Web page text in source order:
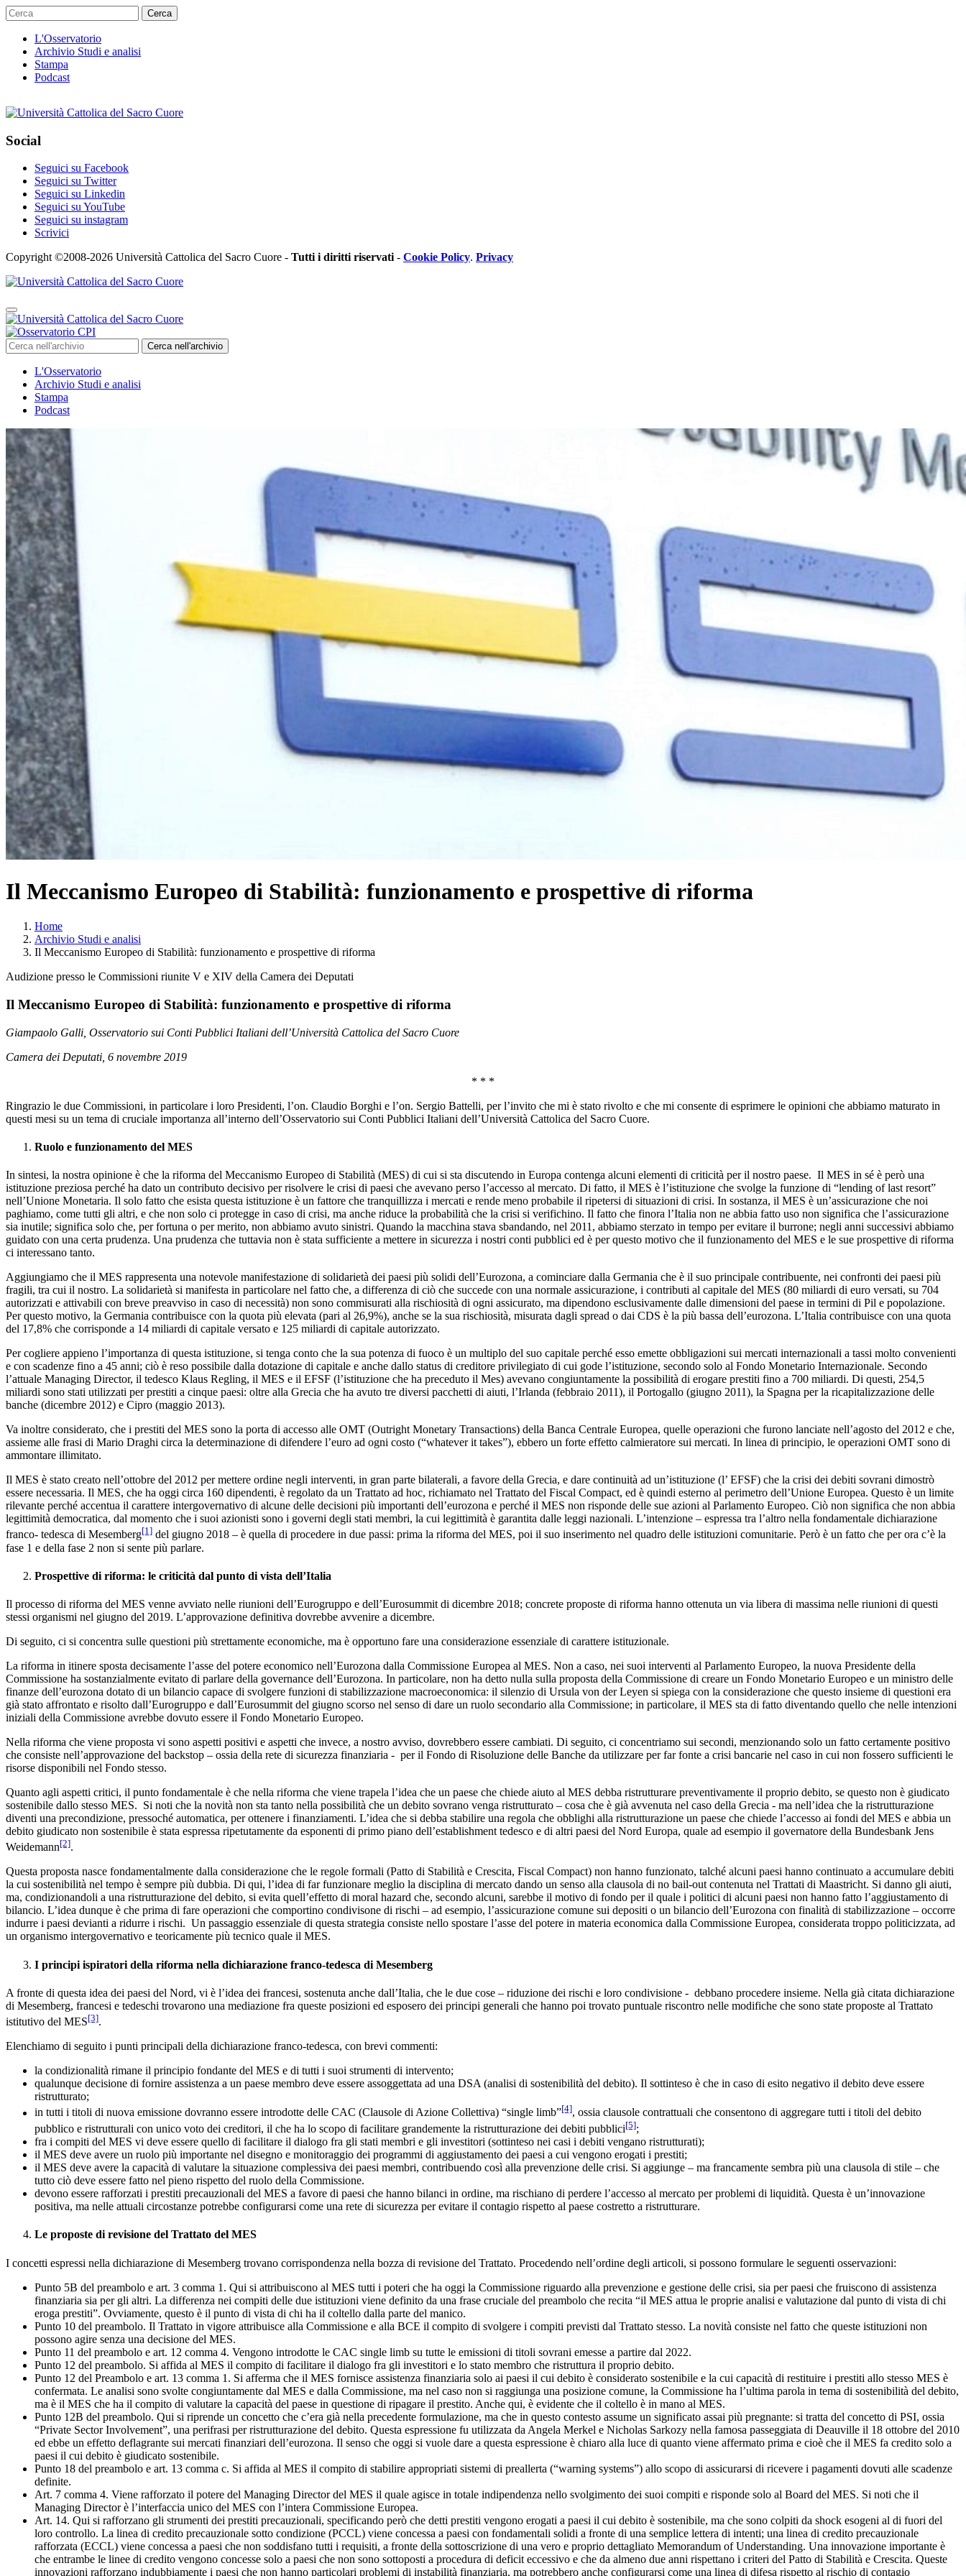
Cerca
L'Osservatorio
Archivio Studi e analisi
Stampa
Podcast
Social
Seguici su Facebook
Seguici su Twitter
Seguici su Linkedin
Seguici su YouTube
Seguici su instagram
Scrivici
Copyright ©2008-2026 Università Cattolica del Sacro Cuore - Tutti i diritti riservati- Cookie Policy. Privacy
Cerca nell'archivio
L'Osservatorio
Archivio Studi e analisi
Stampa
Podcast
Il Meccanismo Europeo di Stabilità: funzionamento e prospettive di riforma
Home
Archivio Studi e analisi
Il Meccanismo Europeo di Stabilità: funzionamento e prospettive di riforma
Audizione presso le Commissioni riunite V e XIV della Camera dei Deputati
Il Meccanismo Europeo di Stabilità: funzionamento e prospettive di riforma
Giampaolo Galli, Osservatorio sui Conti Pubblici Italiani dell’Università Cattolica del Sacro Cuore
Camera dei Deputati, 6 novembre 2019
* * *
Ringrazio le due Commissioni, in particolare i loro Presidenti, l’on. Claudio Borghi e l’on. Sergio Battelli, per l’invito che mi è stato rivolto e che mi consente di esprimere le opinioni che abbiamo maturato in
questi mesi su un tema di cruciale importanza all’interno dell’Osservatorio sui Conti Pubblici Italiani dell’Università Cattolica del Sacro Cuore.
Ruolo e funzionamento del MES
In sintesi, la nostra opinione è che la riforma del Meccanismo Europeo di Stabilità (MES) di cui si sta discutendo in Europa contenga alcuni elementi di criticità per il nostro paese. Il MES in sé è però una
istituzione preziosa perché ha dato un contributo decisivo per risolvere le crisi di paesi che avevano perso l’accesso al mercato. Di fatto, il MES è l’istituzione che svolge la funzione di “lending of last resort”
nell’Unione Monetaria. Il solo fatto che esista questa istituzione è un fattore che tranquillizza i mercati e rende meno probabile il ripetersi di situazioni di crisi. In sostanza, il MES è un’assicurazione che noi
paghiamo, come tutti gli altri, e che non solo ci protegge in caso di crisi, ma anche riduce la probabilità che la crisi si verifichino. Il fatto che finora l’Italia non ne abbia fatto uso non significa che l’assicurazione
sia inutile; significa solo che, per fortuna o per merito, non abbiamo avuto sinistri. Quando la macchina stava sbandando, nel 2011, abbiamo sterzato in tempo per evitare il burrone; negli anni successivi abbiamo
guidato con una certa prudenza. Una prudenza che tuttavia non è stata sufficiente a mettere in sicurezza i nostri conti pubblici ed è per questo motivo che il funzionamento del MES e le sue prospettive di riforma
ci interessano tanto.
Aggiungiamo che il MES rappresenta una notevole manifestazione di solidarietà dei paesi più solidi dell’Eurozona, a cominciare dalla Germania che è il suo principale contribuente, nei confronti dei paesi più
fragili, tra cui il nostro. La solidarietà si manifesta in particolare nel fatto che, a differenza di ciò che succede con una normale assicurazione, i contributi al capitale del MES (80 miliardi di euro versati, su 704
autorizzati e attivabili con breve preavviso in caso di necessità) non sono commisurati alla rischiosità di ogni assicurato, ma dipendono esclusivamente dalle dimensioni del paese in termini di Pil e popolazione.
Per questo motivo, la Germania contribuisce con la quota più elevata (pari al 26,9%), anche se la sua rischiosità, misurata dagli spread o dai CDS è la più bassa dell’eurozona. L’Italia contribuisce con una quota
del 17,8% che corrisponde a 14 miliardi di capitale versato e 125 miliardi di capitale autorizzato.
Per cogliere appieno l’importanza di questa istituzione, si tenga conto che la sua potenza di fuoco è un multiplo del suo capitale perché esso emette obbligazioni sui mercati internazionali a tassi molto convenienti
e con scadenze fino a 45 anni; ciò è reso possibile dalla dotazione di capitale e anche dallo status di creditore privilegiato di cui gode l’istituzione, secondo solo al Fondo Monetario Internazionale. Secondo
l’attuale Managing Director, il tedesco Klaus Regling, il MES e il EFSF (l’istituzione che ha preceduto il Mes) avevano congiuntamente la possibilità di erogare prestiti fino a 700 miliardi. Di questi, 254,5
miliardi sono stati utilizzati per prestiti a cinque paesi: oltre alla Grecia che ha avuto tre diversi pacchetti di aiuti, l’Irlanda (febbraio 2011), il Portogallo (giugno 2011), la Spagna per la ricapitalizzazione delle
banche (dicembre 2012) e Cipro (maggio 2013).
Va inoltre considerato, che i prestiti del MES sono la porta di accesso alle OMT (Outright Monetary Transactions) della Banca Centrale Europea, quelle operazioni che furono lanciate nell’agosto del 2012 e che,
assieme alle frasi di Mario Draghi circa la determinazione di difendere l’euro ad ogni costo (“whatever it takes”), ebbero un forte effetto calmieratore sui mercati. In linea di principio, le operazioni OMT sono di
ammontare illimitato.
Il MES è stato creato nell’ottobre del 2012 per mettere ordine negli interventi, in gran parte bilaterali, a favore della Grecia, e dare continuità ad un’istituzione (l’ EFSF) che la crisi dei debiti sovrani dimostrò
essere necessaria. Il MES, che ha oggi circa 160 dipendenti, è regolato da un Trattato ad hoc, richiamato nel Trattato del Fiscal Compact, ed è quindi esterno al perimetro dell’Unione Europea. Questo è un limite
rilevante perché accentua il carattere intergovernativo di alcune delle decisioni più importanti dell’eurozona e perché il MES non risponde delle sue azioni al Parlamento Europeo. Ciò non significa che non abbia
legittimità democratica, dal momento che i suoi azionisti sono i governi degli stati membri, la cui legittimità è garantita dalle leggi nazionali. L’intenzione – espressa tra l’altro nella fondamentale dichiarazione
franco- tedesca di Mesemberg[1] del giugno 2018 – è quella di procedere in due passi: prima la riforma del MES, poi il suo inserimento nel quadro delle istituzioni comunitarie. Però è un fatto che per ora c’è la
fase 1 e della fase 2 non si sente più parlare.
Prospettive di riforma: le criticità dal punto di vista dell’Italia
Il processo di riforma del MES venne avviato nelle riunioni dell’Eurogruppo e dell’Eurosummit di dicembre 2018; concrete proposte di riforma hanno ottenuta un via libera di massima nelle riunioni di questi
stessi organismi nel giugno del 2019. L’approvazione definitiva dovrebbe avvenire a dicembre.
Di seguito, ci si concentra sulle questioni più strettamente economiche, ma è opportuno fare una considerazione essenziale di carattere istituzionale.
La riforma in itinere sposta decisamente l’asse del potere economico nell’Eurozona dalla Commissione Europea al MES. Non a caso, nei suoi interventi al Parlamento Europeo, la nuova Presidente della
Commissione ha sostanzialmente evitato di parlare della governance dell’Eurozona. In particolare, non ha detto nulla sulla proposta della Commissione di creare un Fondo Monetario Europeo e un ministro delle
finanze dell’eurozona dotato di un bilancio capace di svolgere funzioni di stabilizzazione macroeconomica: il silenzio di Ursula von der Leyen si spiega con la considerazione che questo insieme di questioni era
già stato affrontato e risolto dall’Eurogruppo e dall’Eurosummit del giugno scorso nel senso di dare un ruolo secondario alla Commissione; in particolare, il MES sta di fatto diventando quello che nelle intenzioni
iniziali della Commissione avrebbe dovuto essere il Fondo Monetario Europeo.
Nella riforma che viene proposta vi sono aspetti positivi e aspetti che invece, a nostro avviso, dovrebbero essere cambiati. Di seguito, ci concentriamo sui secondi, menzionando solo un fatto certamente positivo
che consiste nell’approvazione del backstop – ossia della rete di sicurezza finanziaria - per il Fondo di Risoluzione delle Banche da utilizzare per far fonte a crisi bancarie nel caso in cui non fossero sufficienti le
risorse disponibili nel Fondo stesso.
Quanto agli aspetti critici, il punto fondamentale è che nella riforma che viene trapela l’idea che un paese che chiede aiuto al MES debba ristrutturare preventivamente il proprio debito, se questo non è giudicato
sostenibile dallo stesso MES. Si noti che la novità non sta tanto nella possibilità che un debito sovrano venga ristrutturato – cosa che è già avvenuta nel caso della Grecia - ma nell’idea che la ristrutturazione
diventi una precondizione, pressoché automatica, per ottenere i finanziamenti. L’idea che si debba stabilire una regola che obblighi alla ristrutturazione un paese che chiede l’accesso ai fondi del MES e abbia un
debito giudicato non sostenibile è stata espressa ripetutamente da esponenti di primo piano dell’establishment tedesco e di altri paesi del Nord Europa, quale ad esempio il governatore della Bundesbank Jens
Weidemann[2].
Questa proposta nasce fondamentalmente dalla considerazione che le regole formali (Patto di Stabilità e Crescita, Fiscal Compact) non hanno funzionato, talché alcuni paesi hanno continuato a accumulare debiti
la cui sostenibilità nel tempo è sempre più dubbia. Di qui, l’idea di far funzionare meglio la disciplina di mercato dando un senso alla clausola di no bail-out contenuta nel Trattati di Maastricht. Si danno gli aiuti,
ma, condizionandoli a una ristrutturazione del debito, si evita quell’effetto di moral hazard che, secondo alcuni, sarebbe il motivo di fondo per il quale i politici di alcuni paesi non hanno fatto l’aggiustamento di
bilancio. L’idea dunque è che prima di fare operazioni che comportino condivisone di rischi – ad esempio, l’assicurazione comune sui depositi o un bilancio dell’Eurozona con finalità di stabilizzazione – occorre
indurre i paesi devianti a ridurre i rischi. Un passaggio essenziale di questa strategia consiste nello spostare l’asse del potere in materia economica dalla Commissione Europea, considerata troppo politicizzata, ad
un organismo intergovernativo e teoricamente più tecnico quale il MES.
I principi ispiratori della riforma nella dichiarazione franco-tedesca di Mesemberg
A fronte di questa idea dei paesi del Nord, vi è l’idea dei francesi, sostenuta anche dall’Italia, che le due cose – riduzione dei rischi e loro condivisione - debbano procedere insieme. Nella già citata dichiarazione
di Mesemberg, francesi e tedeschi trovarono una mediazione fra queste posizioni ed esposero dei principi generali che hanno poi trovato puntuale riscontro nelle modifiche che sono state proposte al Trattato
istitutivo del MES[3].
Elenchiamo di seguito i punti principali della dichiarazione franco-tedesca, con brevi commenti:
la condizionalità rimane il principio fondante del MES e di tutti i suoi strumenti di intervento;
qualunque decisione di fornire assistenza a un paese membro deve essere assoggettata ad una DSA (analisi di sostenibilità del debito). Il sottinteso è che in caso di esito negativo il debito deve essere
ristrutturato;
in tutti i titoli di nuova emissione dovranno essere introdotte delle CAC (Clausole di Azione Collettiva) “single limb”[4], ossia clausole contrattuali che consentono di aggregare tutti i titoli del debito
pubblico e ristrutturali con unico voto dei creditori, il che ha lo scopo di facilitare grandemente la ristrutturazione dei debiti pubblici[5];
fra i compiti del MES vi deve essere quello di facilitare il dialogo fra gli stati membri e gli investitori (sottinteso nei casi i debiti vengano ristrutturati);
il MES deve avere un ruolo più importante nel disegno e monitoraggio dei programmi di aggiustamento dei paesi a cui vengono erogati i prestiti;
il MES deve avere la capacità di valutare la situazione complessiva dei paesi membri, contribuendo così alla prevenzione delle crisi. Si aggiunge – ma francamente sembra più una clausola di stile – che
tutto ciò deve essere fatto nel pieno rispetto del ruolo della Commissione.
devono essere rafforzati i prestiti precauzionali del MES a favore di paesi che hanno bilanci in ordine, ma rischiano di perdere l’accesso al mercato per problemi di liquidità. Questa è un’innovazione
positiva, ma nelle attuali circostanze potrebbe configurarsi come una rete di sicurezza per evitare il contagio rispetto al paese costretto a ristrutturare.
Le proposte di revisione del Trattato del MES
I concetti espressi nella dichiarazione di Mesemberg trovano corrispondenza nella bozza di revisione del Trattato. Procedendo nell’ordine degli articoli, si possono formulare le seguenti osservazioni:
Punto 5B del preambolo e art. 3 comma 1. Qui si attribuiscono al MES tutti i poteri che ha oggi la Commissione riguardo alla prevenzione e gestione delle crisi, sia per paesi che fruiscono di assistenza
finanziaria sia per gli altri. La differenza nei compiti delle due istituzioni viene definito da una frase cruciale del preambolo che recita “il MES attua le proprie analisi e valutazione dal punto di vista di chi
eroga prestiti”. Ovviamente, questo è il punto di vista di chi ha il coltello dalla parte del manico.
Punto 10 del preambolo. Il Trattato in vigore attribuisce alla Commissione e alla BCE il compito di svolgere i compiti previsti dal Trattato stesso. La novità consiste nel fatto che queste istituzioni non
possono agire senza una decisione del MES.
Punto 11 del preambolo e art. 12 comma 4. Vengono introdotte le CAC single limb su tutte le emissioni di titoli sovrani emesse a partire dal 2022.
Punto 12 del preambolo. Si affida al MES il compito di facilitare il dialogo fra gli investitori e lo stato membro che ristruttura il proprio debito.
Punto 12 del Preambolo e art. 13 comma 1. Si afferma che il MES fornisce assistenza finanziaria solo ai paesi il cui debito è considerato sostenibile e la cui capacità di restituire i prestiti allo stesso MES è
confermata. Le analisi sono svolte congiuntamente dal MES e dalla Commissione, ma nel caso non si raggiunga una posizione comune, la Commissione ha l’ultima parola in tema di sostenibilità del debito,
ma è il MES che ha il compito di valutare la capacità del paese in questione di ripagare il prestito. Anche qui, è evidente che il coltello è in mano al MES.
Punto 12B del preambolo. Qui si riprende un concetto che c’era già nella precedente formulazione, ma che in questo contesto assume un significato assai più pregnante: si tratta del concetto di PSI, ossia
“Private Sector Involvement”, una perifrasi per ristrutturazione del debito. Questa espressione fu utilizzata da Angela Merkel e Nicholas Sarkozy nella famosa passeggiata di Deauville il 18 ottobre del 2010
ed ebbe un effetto deflagrante sui mercati finanziari dell’eurozona. Il senso che oggi si vuole dare a questa espressione è chiaro alla luce di quanto viene affermato prima e cioè che il MES fa credito solo a
paesi il cui debito è giudicato sostenibile.
Punto 18 del preambolo e art. 13 comma c. Si affida al MES il compito di stabilire appropriati sistemi di preallerta (“warning systems”) allo scopo di assicurarsi di ricevere i pagamenti dovuti alle scadenze
definite.
Art. 7 comma 4. Viene rafforzato il potere del Managing Director del MES il quale agisce in totale indipendenza nello svolgimento dei suoi compiti e risponde solo al Board del MES. Si noti che il
Managing Director è l’interfaccia unico del MES con l’intera Commissione Europea.
Art. 14. Qui si rafforzano gli strumenti dei prestiti precauzionali, specificando però che detti prestiti vengono erogati a paesi il cui debito è sostenibile, ma che sono colpiti da shock esogeni al di fuori del
loro controllo. La linea di credito precauzionale sotto condizione (PCCL) viene concessa a paesi con fondamentali solidi a fronte di una semplice lettera di intenti; una linea di credito precauzionale
rafforzata (ECCL) viene concessa a paesi che non soddisfano tutti i requisiti, a fronte della sottoscrizione di una vero e proprio dettagliato Memorandum of Understanding. Una innovazione importante è
che entrambe le linee di credito vengono concesse solo a paesi che non sono sottoposti a procedura di deficit eccessivo e che da almeno due anni rispettano i criteri del Patto di Stabilità e Crescita. Queste
innovazioni rafforzano indubbiamente i paesi che non hanno particolari problemi di instabilità finanziaria, ma potrebbero anche configurarsi come una linea di difesa rispetto al rischio di contagio